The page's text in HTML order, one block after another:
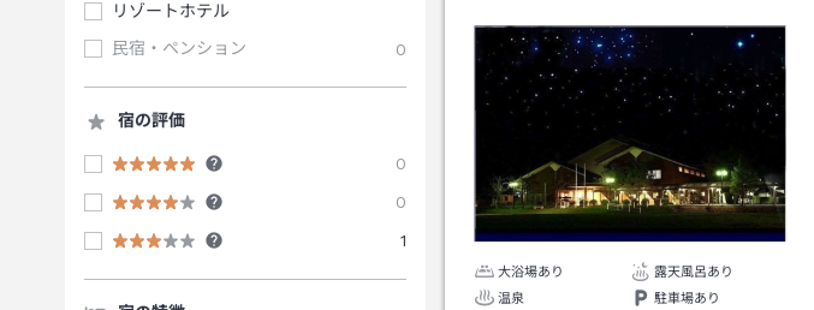
リゾートホテル
民宿・ペンション
0
宿の評価
0
0
1
大浴場あり
露天風呂あり
温泉
駐車場あり